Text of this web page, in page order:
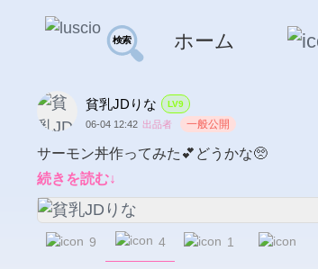
ホーム
貧乳JDりな LV9
06-04 12:42 出品者 一般公開
サーモン丼作ってみた💕どうかな🥺
続きを読む↓
9 4 1